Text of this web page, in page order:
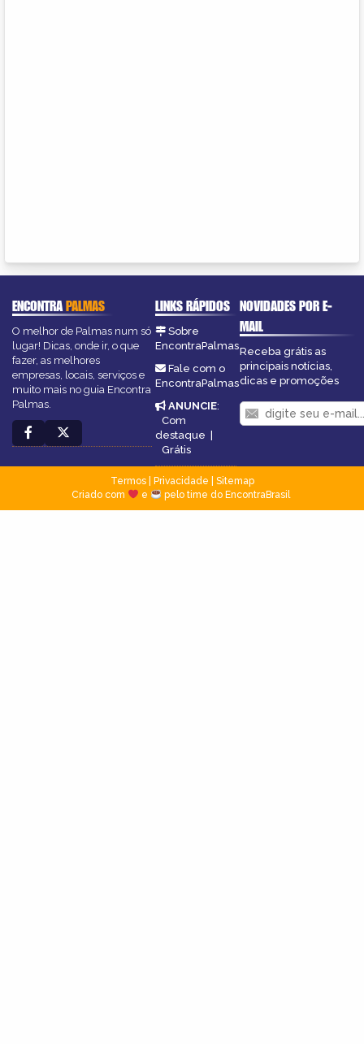
ENCONTRAPALMAS
O melhor de Palmas num só
lugar! Dicas, onde ir, o que
fazer, as melhores
empresas, locais, serviços e
muito mais no guia Encontra
Palmas.
LINKS RÁPIDOS
Sobre
EncontraPalmas
Fale com o
EncontraPalmas
ANUNCIE:
Com
destaque |
Grátis
NOVIDADES POR E-
MAIL
Receba grátis as
principais notícias,
dicas e promoções
Termos| Privacidade
Sitemap
Criado com
e pelo time do EncontraBrasil